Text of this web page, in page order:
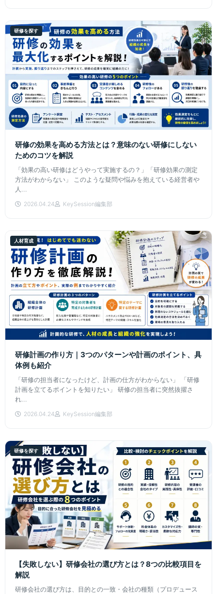
研修を探す
研修の効果を高める方法とは？意味のない研修にしない
ためのコツを解説
「効果の高い研修はどうやって実施するの？」「研修効果の測定
方法がわからない」 このような疑問や悩みを抱えている経営者や
人...
2026.04.24 KeySession編集部
人材育成
研修計画の作り方｜3つのパターンや計画のポイント、具
体例も紹介
「研修の担当者になったけど、計画の仕方がわからない」 「研修
計画を立てるポイントを知りたい」 研修の担当者に突然抜擢さ
れ...
2026.04.24 KeySession編集部
研修を探す
【失敗しない】研修会社の選び方とは？8つの比較項目を
解説
研修会社の選び方は、目的との一致・会社の種類（プロデュース